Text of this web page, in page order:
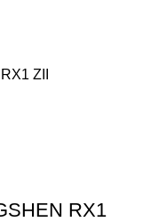
ZII
RX1